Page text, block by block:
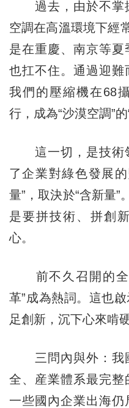
過去，由於不掌
空調在高溫環境下經
是在重慶、南京等
也扛不住。通過迎難
我們的壓縮機在68
行，成為“沙漠空調”的
這一切，是技術
了企業對綠色發展
量”，取決於“含新量”
是要拼技術、拼創
心。
前不久召開的全
革”成為熱詞。這也
足創新，沉下心來啃
三問內與外：我
全、産業體系最完整
一些國內企業出海仍